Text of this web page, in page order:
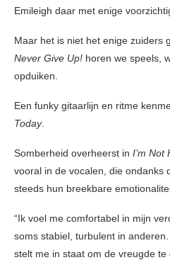
Emileigh daar met enige
Maar het is niet het enige zuiders
Never Give Up! horen we speels,
opduiken.
Een funky gitaarlijn en ritme
Today.
Somberheid overheerst in I’m Not
vooral in de vocalen, die ondanks
steeds hun breekbare
“Ik voel me comfortabel in mijn
soms stabiel, turbulent in
stelt me ​​​​in staat om de vreugde